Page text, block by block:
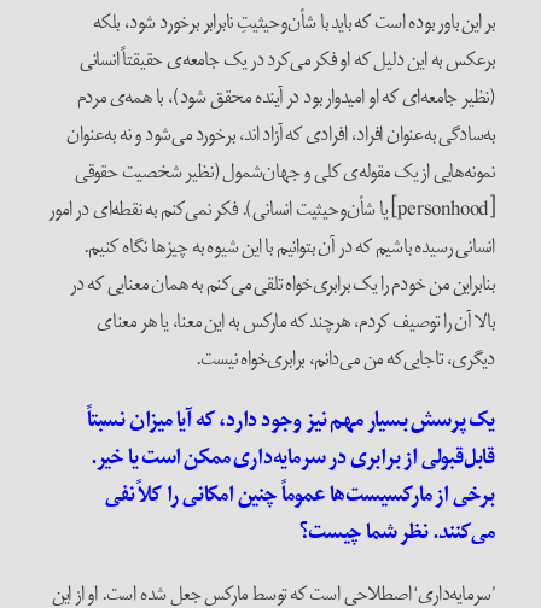
بر این باور بوده است که باید با شأن‌و‌حیثیتِ نا‌برابر برخورد شود، بلکه
برعکس به این دلیل که او فکر می‌کرد در یک جامعه‌ی حقیقتاً انسانی
(نظیر جامعه‌ای که او امید‌وار بود در آینده محقق شود)، با همه‌ی مردم
به‌سادگی به‌عنوان افراد، افرادی که آزاد اند، برخورد می‌شود و نه به‌عنوان
نمونه‌هایی از یک مقوله‌ی کلی و جهان‌شمول (نظیر شخصیت حقوقی
[personhood] یا شأن‌و‌حیثیت انسانی). فکر نمی‌کنم به نقطه‌ای در امور
انسانی رسیده باشیم که در آن بتوانیم با این شیوه به چیز‌ها نگاه کنیم.
بنا‌بر‌این من خودم را یک برابری‌خواه تلقی می‌کنم به همان معنایی که در
بالا آن را توصیف کردم، هر‌چند که مارکس به این معنا، یا هر معنای
دیگری، تا‌جایی‌که من می‌دانم، برابری‌خواه نیست.
یک پرسش بسیار مهم نیز وجود دارد، که آیا میزان نسبتاً
قابل‌قبولی از برابری در سرمایه‌داری ممکن است یا خیر.
برخی از مارکسیست‌ها عموماً چنین امکانی را کلاً نفی
می‌کنند. نظر شما چیست؟
’سرمایه‌داری‘ اصطلاحی است که توسط مارکس جعل شده است. او از این